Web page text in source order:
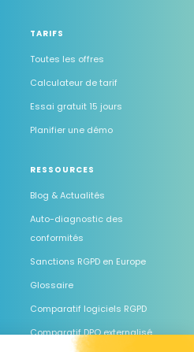
TARIFS
Toutes les offres
Calculateur de tarif
Essai gratuit 15 jours
Planifier une démo
RESSOURCES
Blog & Actualités
Auto-diagnostic des
conformités
Sanctions RGPD en Europe
Glossaire
Comparatif logiciels RGPD
Comparatif DPO externalisé